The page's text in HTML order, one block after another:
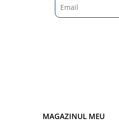
Monede si Bancnote Autentice din
Micii colectionariMAGAZINUL MEU